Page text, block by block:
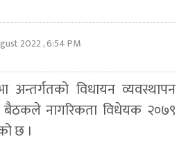
2022 , 6:54 PM
अन्तर्गतको विधायन व्यवस्थापन
नागरिकता विधेयक २०७९
छ ।